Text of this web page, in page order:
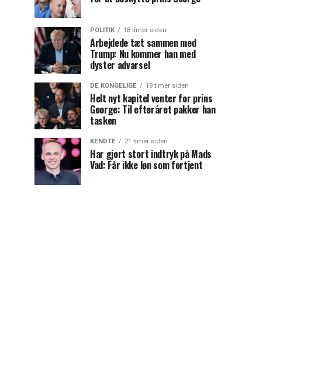
POLITIK 18 timer siden
Arbejdede tæt sammen med
Trump: Nu kommer han med
dyster advarsel
DE KONGELIGE 19 timer siden
Helt nyt kapitel venter for prins
George: Til efteråret pakker han
tasken
KENDTE 21 timer siden
Har gjort stort indtryk på Mads
Vad: Får ikke løn som fortjent